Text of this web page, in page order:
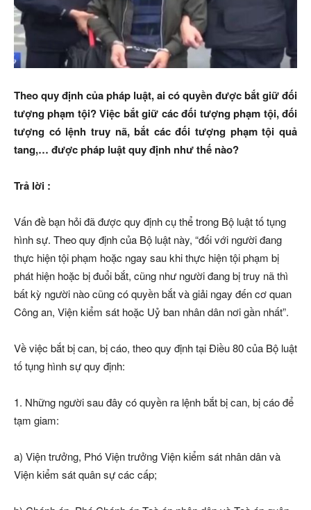
Theo quy định của pháp luật, ai có quyền được bắt giữ đối
tượng phạm tội? Việc bắt giữ các đối tượng phạm tội, đối
tượng có lệnh truy nã, bắt các đối tượng phạm tội quả
tang,… được pháp luật quy định như thế nào?
Trả lời :
Vấn đề bạn hỏi đã được quy định cụ thể trong Bộ luật tố tụng
hình sự. Theo quy định của Bộ luật này, “đối với người đang
thực hiện tội phạm hoặc ngay sau khi thực hiện tội phạm bị
phát hiện hoặc bị đuổi bắt, cũng như người đang bị truy nã thì
bất kỳ người nào cũng có quyền bắt và giải ngay đến cơ quan
Công an, Viện kiểm sát hoặc Uỷ ban nhân dân nơi gần nhất”.
Về việc bắt bị can, bị cáo, theo quy định tại Điều 80 của Bộ luật
tố tụng hình sự quy định:
1. Những người sau đây có quyền ra lệnh bắt bị can, bị cáo để
tạm giam:
a) Viện trưởng, Phó Viện trưởng Viện kiểm sát nhân dân và
Viện kiểm sát quân sự các cấp;